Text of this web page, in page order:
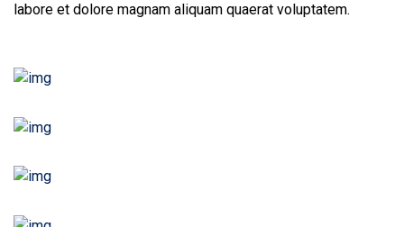
labore et dolore magnam aliquam quaerat voluptatem.